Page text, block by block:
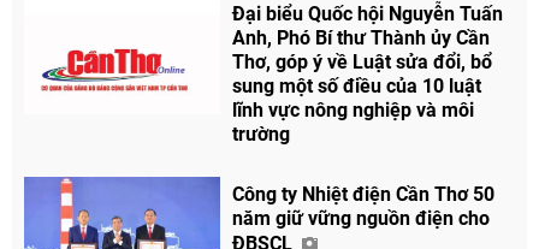
Đại biểu Quốc hội Nguyễn Tuấn
Anh, Phó Bí thư Thành ủy Cần
Thơ, góp ý về Luật sửa đổi, bổ
sung một số điều của 10 luật
lĩnh vực nông nghiệp và môi
trường
Công ty Nhiệt điện Cần Thơ 50
năm giữ vững nguồn điện cho
ĐBSCL